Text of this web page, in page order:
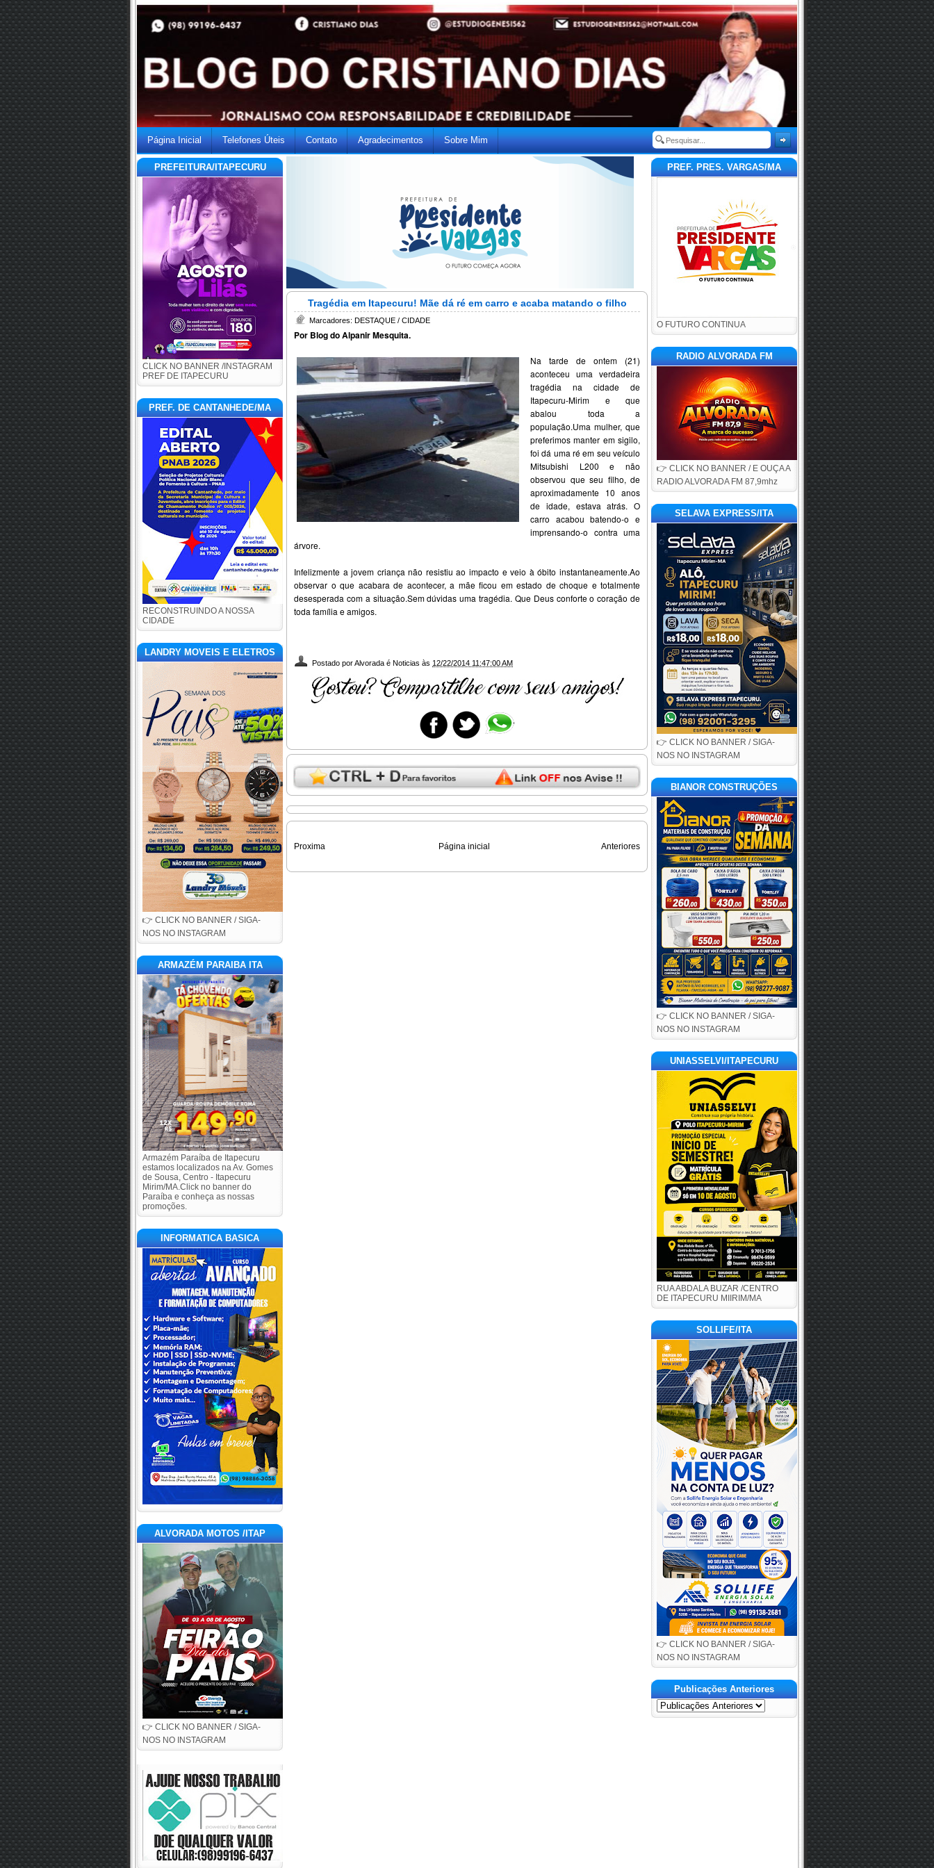
Página Inicial Telefones Úteis Contato Agradecimentos Sobre Mim
PREFEITURA/ITAPECURU
CLICK NO BANNER /INSTAGRAM
PREF DE ITAPECURU
PREF. DE CANTANHEDE/MA
RECONSTRUINDO A NOSSA
CIDADE
LANDRY MOVEIS E ELETROS
👉 CLICK NO BANNER / SIGA-
NOS NO INSTAGRAM
ARMAZÉM PARAIBA ITA
Armazém Paraíba de Itapecuru
estamos localizados na Av. Gomes
de Sousa, Centro - Itapecuru
Mirim/MA.Click no banner do
Paraíba e conheça as nossas
promoções.
INFORMATICA BASICA
ALVORADA MOTOS /ITAP
👉 CLICK NO BANNER / SIGA-
NOS NO INSTAGRAM
Tragédia em Itapecuru! Mãe dá ré em carro e acaba matando o filho
Marcadores: DESTAQUE / CIDADE
Por Blog do Alpanir Mesquita.
Na tarde de ontem (21)
aconteceu uma verdadeira
tragédia na cidade de
Itapecuru-Mirim e que
abalou toda a
população.Uma mulher, que
preferimos manter em sigilo,
foi dá uma ré em seu veículo
Mitsubishi L200 e não
observou que seu filho, de
aproximadamente 10 anos
de idade, estava atrás. O
carro acabou batendo-o e
imprensando-o contra uma
árvore.
Infelizmente a jovem criança não resistiu ao impacto e veio à óbito instantaneamente.Ao
observar o que acabara de acontecer, a mãe ficou em estado de choque e totalmente
desesperada com a situação.Sem dúvidas uma tragédia. Que Deus conforte o coração de
toda família e amigos.
Postado porAlvorada é Noticias às 12/22/2014 11:47:00 AM
Proxima Anteriores
Página inicial
PREF. PRES. VARGAS/MA
O FUTURO CONTINUA
RADIO ALVORADA FM
👉 CLICK NO BANNER / E OUÇA A
RADIO ALVORADA FM 87,9mhz
SELAVA EXPRESS/ITA
👉 CLICK NO BANNER / SIGA-
NOS NO INSTAGRAM
BIANOR CONSTRUÇÕES
👉 CLICK NO BANNER / SIGA-
NOS NO INSTAGRAM
UNIASSELVI/ITAPECURU
RUA ABDALA BUZAR /CENTRO
DE ITAPECURU MIIRIM/MA
SOLLIFE/ITA
👉 CLICK NO BANNER / SIGA-
NOS NO INSTAGRAM
Publicações Anteriores